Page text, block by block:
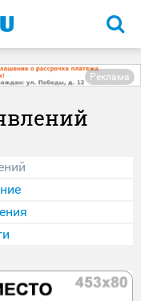
Реклама